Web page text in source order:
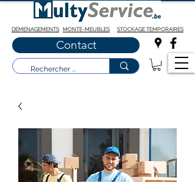
DEMENAGEMENTS MONTE-MEUBLES STOCKAGE TEMPORAIRES
Contact